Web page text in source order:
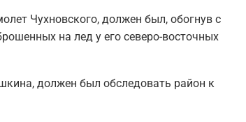
Чухновского, должен был, обогнув с
на лед у его северо-восточных
должен был обследовать район к